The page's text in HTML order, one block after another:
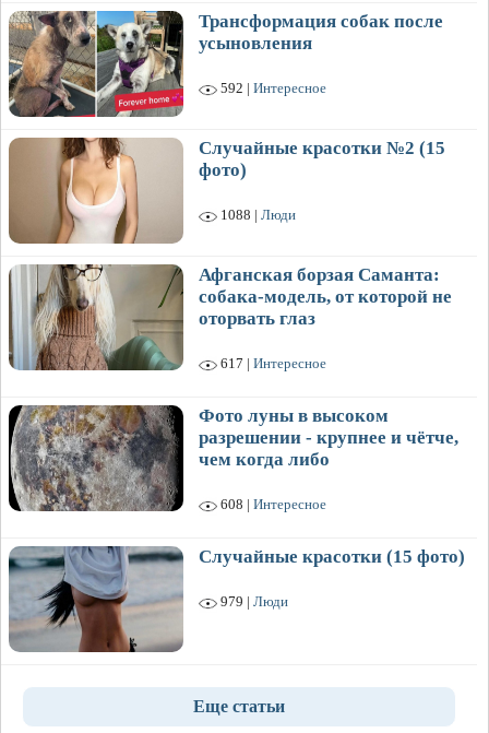
Трансформация собак после
усыновления
592 | Интересное
Случайные красотки №2 (15
фото)
1088 | Люди
Афганская борзая Саманта:
собака-модель, от которой не
оторвать глаз
617 | Интересное
Фото луны в высоком
разрешении - крупнее и чётче,
чем когда либо
608 | Интересное
Случайные красотки (15 фото)
979 | Люди
Еще статьи